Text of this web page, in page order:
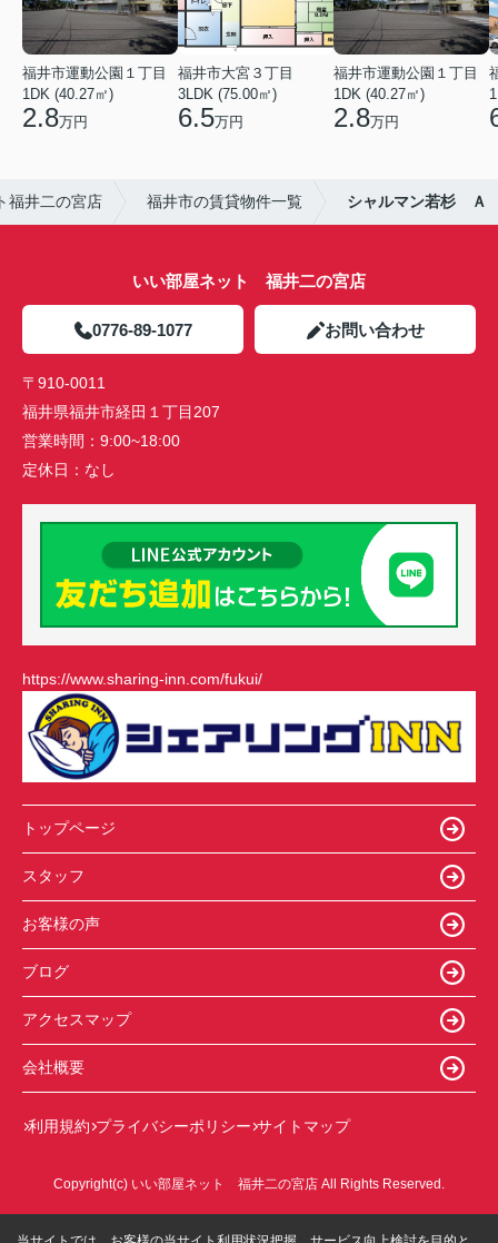
福井市運動公園１丁目
1DK (40.27㎡)
2.8万円
福井市大宮３丁目
3LDK (75.00㎡)
6.5万円
福井市運動公園１丁目
1DK (40.27㎡)
2.8万円
福井二の宮店 福井市の賃貸物件一覧 シャルマン若杉 Ａ
いい部屋ネット 福井二の宮店
0776-89-1077 お問い合わせ
〒910-0011
福井県福井市経田１丁目207
営業時間： 9:00~18:00
定休日： なし
https://www.sharing-inn.com/fukui/
トップページ
スタッフ
お客様の声
ブログ
アクセスマップ
会社概要
利用規約 プライバシーポリシー サイトマップ
Copyright(c) いい部屋ネット 福井二の宮店 All Rights Reserved.